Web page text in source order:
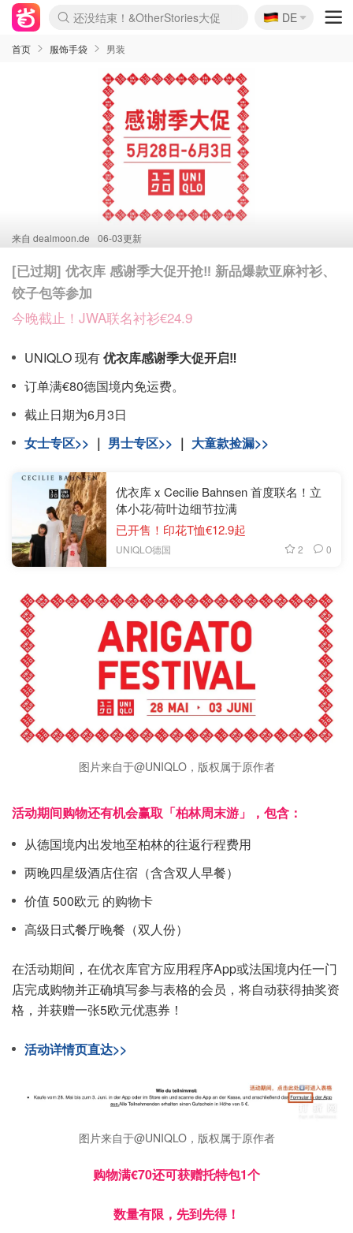
Boticinal 夏促开抢！
4折！lulu周四疯狂上新
还没结束！&OtherStories大促
Joybuy变相75折 随时失效
速领！Stanley独家85折
疑似霸哥！Camper额外叠85折
Zalando 奥莱闪促！每日更新
Moncler反季囤！5折起+叠9折
Coach Brooklyn仅€192
🇩🇪
DE
首页 服饰手袋 男装
来自 dealmoon.de 06-03更新
[已过期] 优衣库 感谢季大促开抢‼️ 新品爆款亚麻衬衫、
饺子包等参加
今晚截止！JWA联名衬衫€24.9
UNIQLO 现有优衣库感谢季大促开启‼️
订单满€80德国境内免运费。
截止日期为6月3日
女士专区>> ｜ 男士专区>> ｜ 大童款捡漏>>
优衣库 x Cecilie Bahnsen 首度联名！立
体小花/荷叶边细节拉满
已开售！印花T恤€12.9起
UNIQLO德国 2 0
图片来自于@UNIQLO，版权属于原作者
活动期间购物还有机会赢取「柏林周末游」，包含：
从德国境内出发地至柏林的往返行程费用
两晚四星级酒店住宿（含含双人早餐）
价值 500欧元 的购物卡
高级日式餐厅晚餐（双人份）
在活动期间，在优衣库官方应用程序App或法国境内任一门
店完成购物并正确填写参与表格的会员，将自动获得抽奖资
格，并获赠一张5欧元优惠券！
活动详情页直达>>
图片来自于@UNIQLO，版权属于原作者
购物满€70还可获赠托特包1个
数量有限，先到先得！